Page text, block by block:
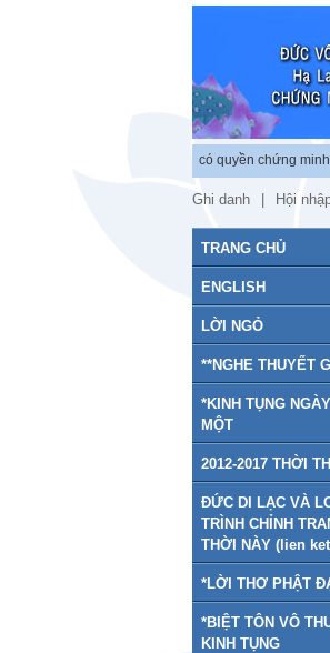
vũ trụ. BỒ TÁT có quyền chứng minh chúng sanh
Ghi danh Hội
TRANG CHỦ
ENGLISH
LỜI NGỎ
**NGHE THUYẾT
*KINH TỤNG
MỘT
2012-2017 THỜI
ĐỨC DI LẠC VÀ
TRÌNH CHỈNH
THỜI NÀY (lien
*LỜI THƠ PHẬT
*BIỆT TÔN VÔ
KINH TỤNG